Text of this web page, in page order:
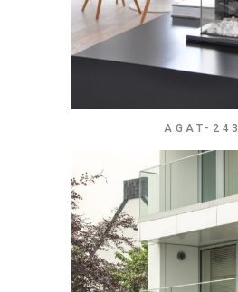
AGAT-243